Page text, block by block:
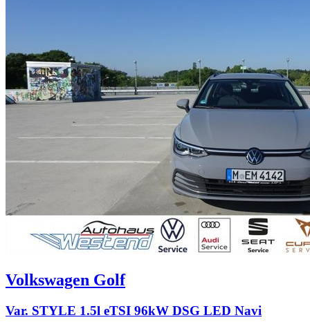
Volkswagen Golf
Var. STYLE 1.5l eTSI 96kW DSG LED Navi